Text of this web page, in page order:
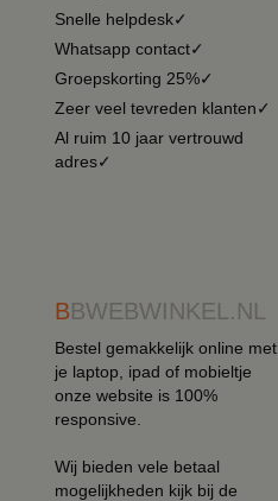
Snelle helpdesk✓
Whatsapp contact✓
Groepskorting 25%✓
Zeer veel tevreden klanten✓
Al ruim 10 jaar vertrouwd
adres✓
BBWEBWINKEL.NL
Bestel gemakkelijk online met
je laptop, ipad of mobieltje
onze website is 100%
responsive.
Wij bieden vele betaal
mogelijkheden kijk bij de